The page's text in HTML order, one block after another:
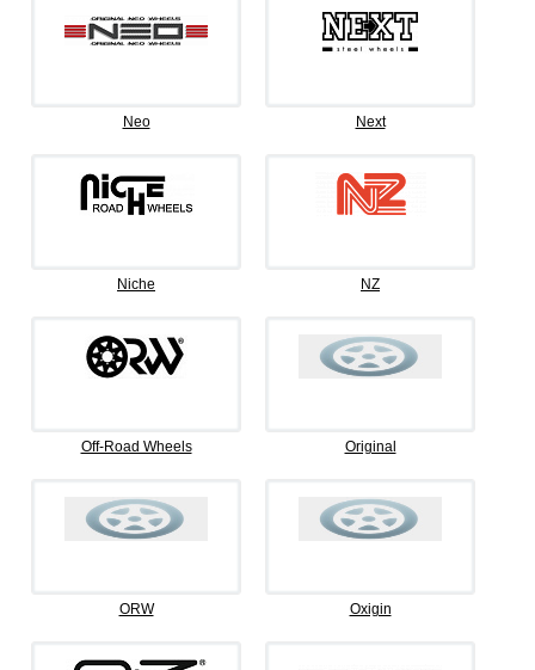
Neo Next
Niche NZ
Off-Road Wheels Original
ORW Oxigin